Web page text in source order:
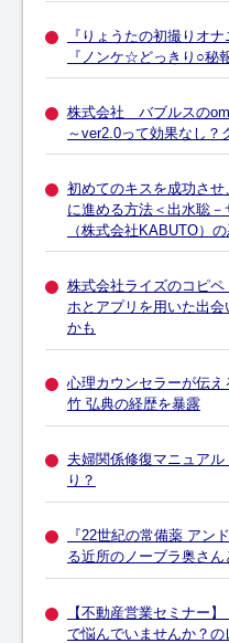
『りょうたの初撮りオ
『ノンケ☆どっきり○秘
株式会社 バブルスの
～ver2.0って効果なし？
初めてのキスを成功さ
に進める方法＜出水聡
（株式会社KABUTO）
株式会社ライズのコピ
ホとアプリを用いた出
かも
心理カウンセラーが伝
竹 弘典の経歴を暴露
夫婦関係修復マニュア
り？
『22世紀の常備薬 アン
る近所のノーブラ奥さ
【不動産営業セミナー
で悩んでいませんか？